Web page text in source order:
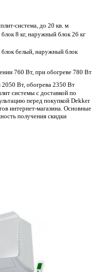
система, до 20 кв. м
8 кг, наружный блок 26 кг
блок белый, наружный блок
760 Вт, при обогреве 780 Вт
Вт, обогрева 2350 Вт
системы с доставкой по
перед покупкой Dekker
интернет-магазина. Основные
получения скидки